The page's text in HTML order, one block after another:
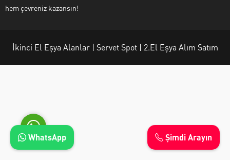
hem çevreniz kazansın!
İkinci El Eşya Alanlar | Servet Spot | 2.El Eşya Alım Satım
Şimdi Arayın
WhatsApp